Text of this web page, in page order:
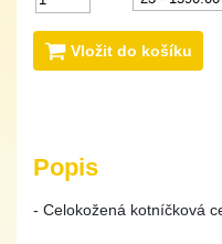
Vložit do košíku
Popis
- Celokožená kotníčková